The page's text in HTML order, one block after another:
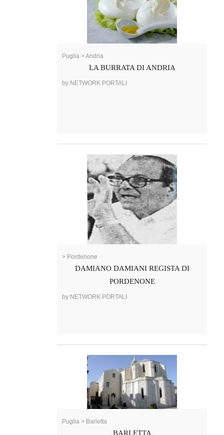
Puglia > Andria
LA BURRATA DI ANDRIA
by NETWORK PORTALI
> Pordenone
DAMIANO DAMIANI REGISTA DI
PORDENONE
by NETWORK PORTALI
Puglia > Barletta
BARLETTA